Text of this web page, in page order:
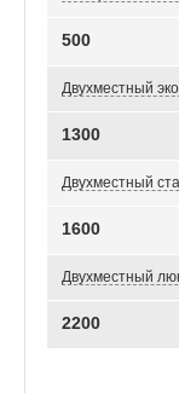
500
Двухместный
1300
Двухместный
1600
Двухместный
2200